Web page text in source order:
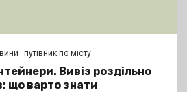
путівник по місту
Вивіз роздільно
що варто знати